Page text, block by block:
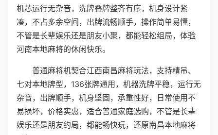
机芯运行无杂音，洗牌叠牌整齐有序，机身设计紧
凑，不占多余空间，出牌流畅顺手，操作简单易懂，
不管是长辈娱乐还是朋友小聚，都能轻松组局，体验
河南本地麻将的休闲快乐。
普通麻将机契合江西南昌麻将玩法，支持精吊、
七对本地牌型，136张牌通用，机器洗牌平稳，运行无
杂音，出牌顺手，机身坚固，承重性好，日常使用不
易损坏，价格实惠，适合普通家庭选购，不管是长辈
娱乐还是朋友约局，都能畅快玩，还原南昌本地麻将